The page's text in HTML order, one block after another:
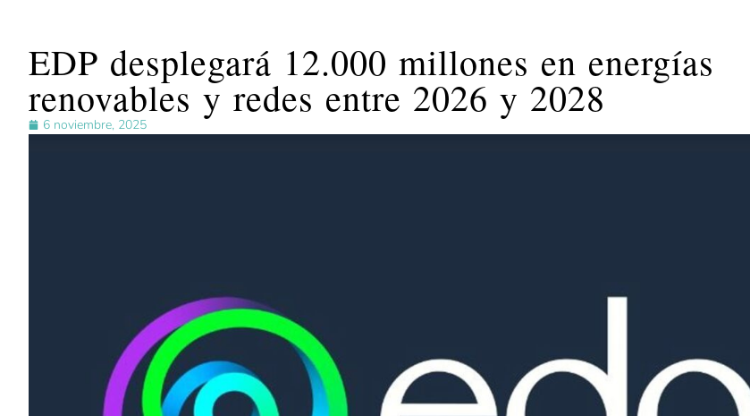
EDP desplegará 12.000 millones en energías
renovables y redes entre 2026 y 2028
6 noviembre, 2025